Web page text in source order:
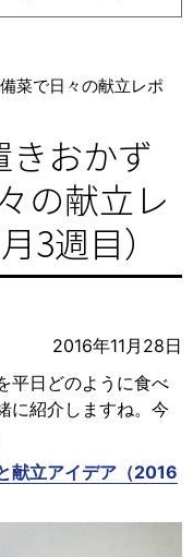
菜で日々の献立レポ
きおかず
の献立レ
3週目）
2016年11月28日
平日どのように食べ
に紹介しますね。今
献立アイデア（2016